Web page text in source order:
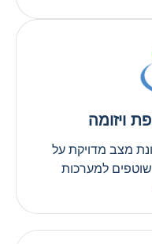
ויזומה
מצב מדויקת על
שוטפים למערכות